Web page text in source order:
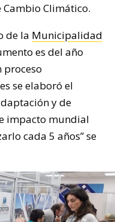
Climático.
de la Municipalidad
es del año
proceso
se elaboró el
y de
impacto mundial
cada 5 años” se